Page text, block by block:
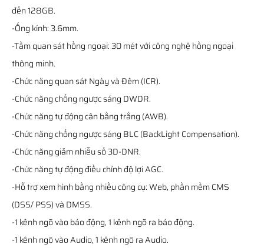
đến 128GB.
-Ống kính: 3.6mm.
-Tầm quan sát hồng ngoại: 30 mét với công nghệ hồng ngoại
thông minh.
-Chức năng quan sát Ngày và Đêm (ICR).
-Chức năng chống ngược sáng DWDR.
-Chức năng tự động cân bằng trắng (AWB).
-Chức năng chống ngược sáng BLC (BackLight Compensation).
-Chức năng giảm nhiễu số 3D-DNR.
-Chức năng tự động điều chỉnh độ lợi AGC.
-Hỗ trợ xem hình bằng nhiều công cụ: Web, phần mềm CMS
(DSS/ PSS) và DMSS.
-1 kênh ngõ vào báo động, 1 kênh ngõ ra báo động.
-1 kênh ngõ vào Audio, 1 kênh ngõ ra Audio.